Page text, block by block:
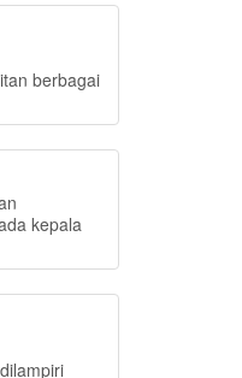
berbagai
kepala